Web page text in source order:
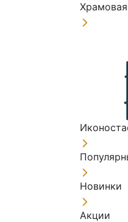
Новинки
Акции